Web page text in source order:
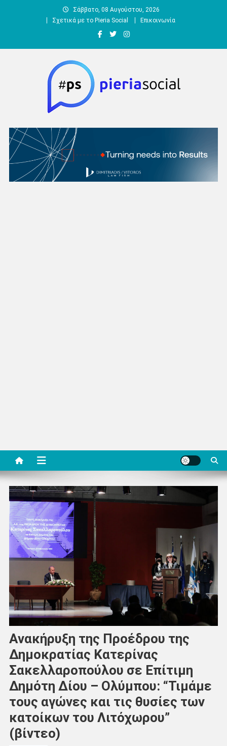
Σάββατο, 08 Αυγούστου, 2026
Σχετικά με το Pieria Social
Επικοινωνία
Pieria Social
Ανακήρυξη της Προέδρου της
Δημοκρατίας Κατερίνας
Σακελλαροπούλου σε Επίτιμη
Δημότη Δίου – Ολύμπου: “Τιμάμε
τους αγώνες και τις θυσίες των
κατοίκων του Λιτόχωρου”
(βίντεο)